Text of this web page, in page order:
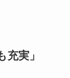
実」